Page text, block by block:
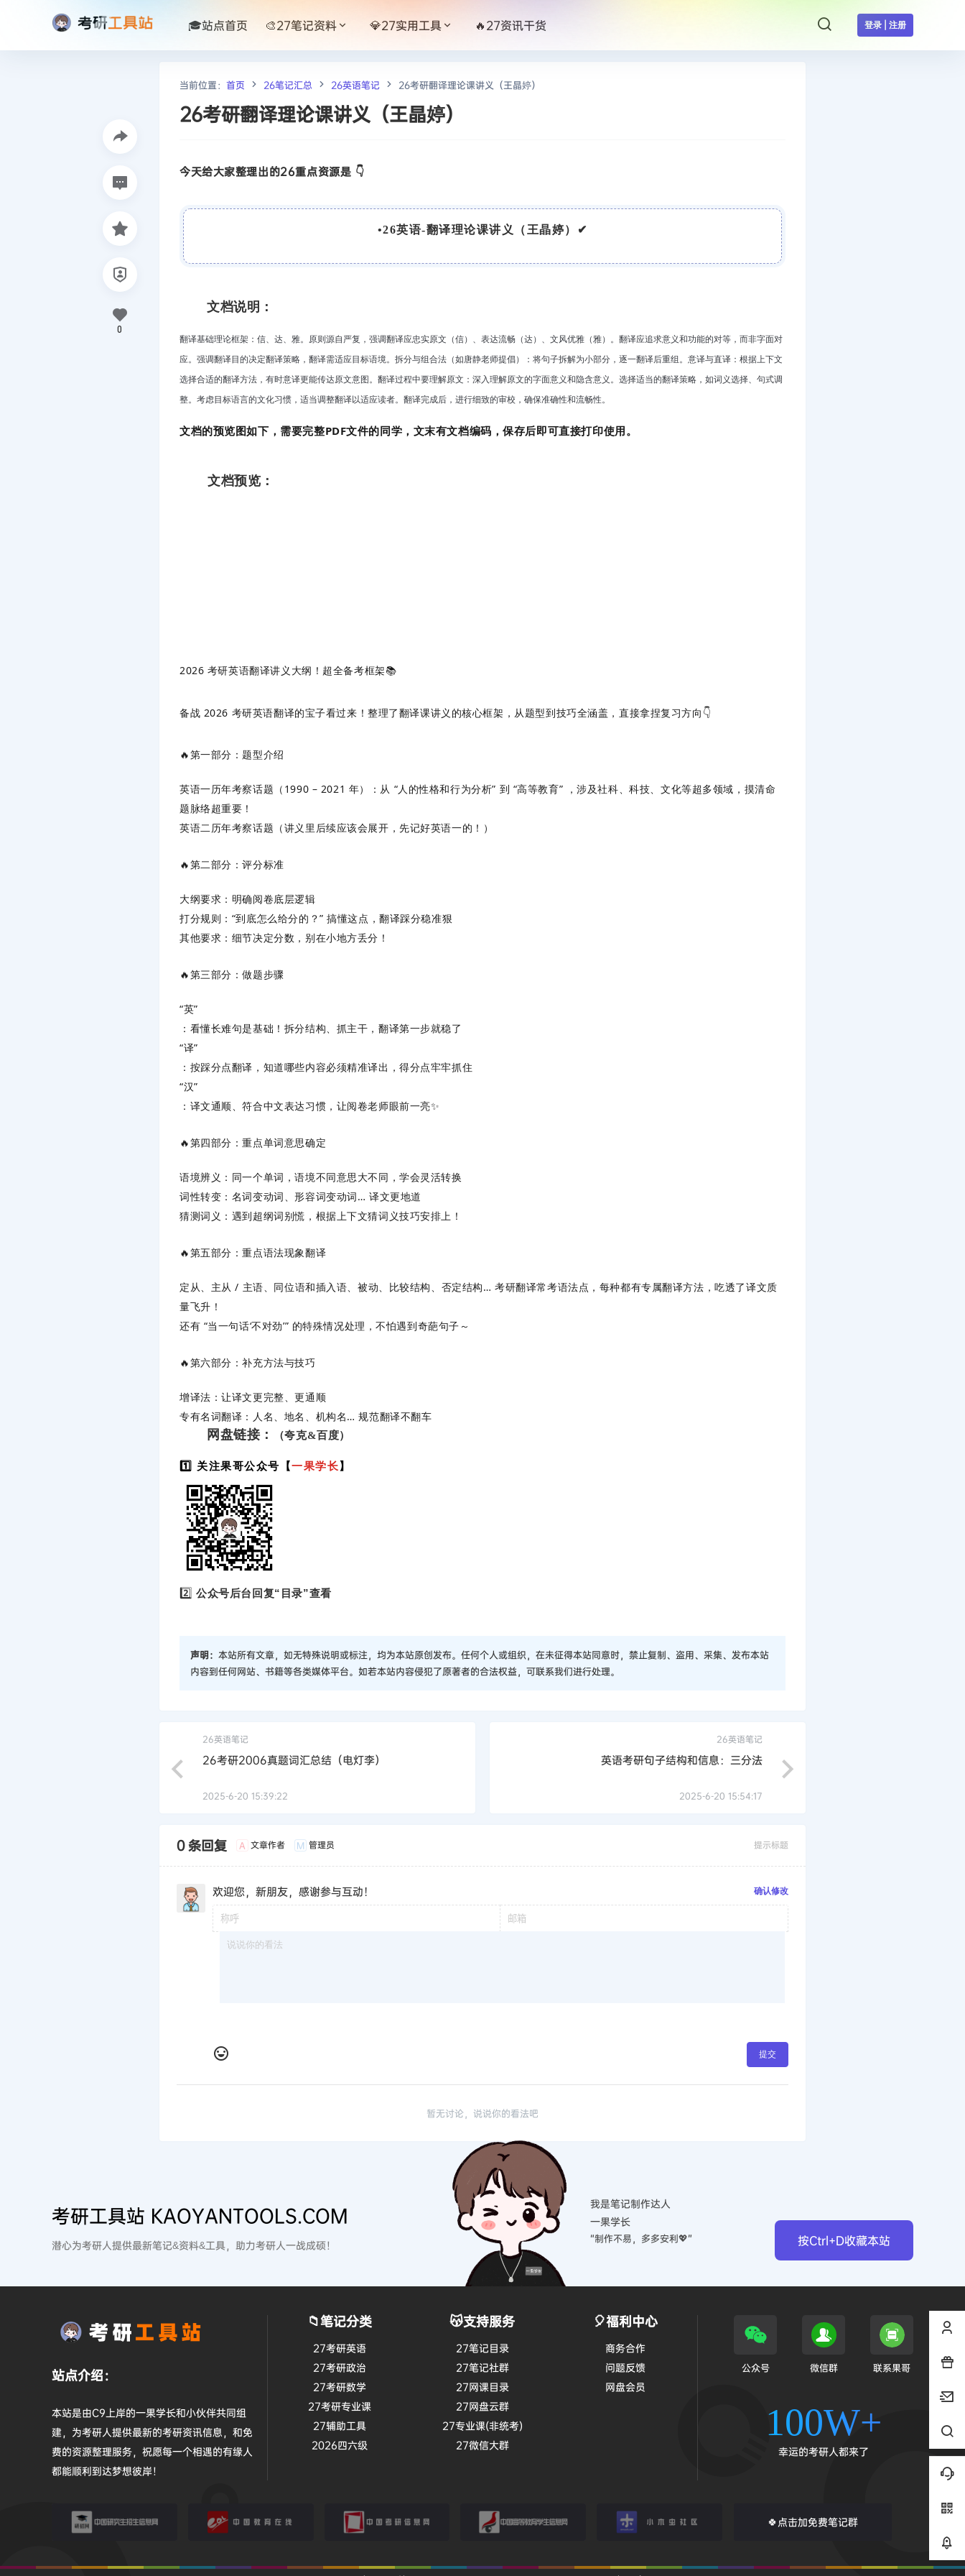
登录 | 注册
🎓站点首页 🎨27笔记资料 💎27实用工具 🔥27资讯干货
当前位置： 首页 26笔记汇总 26英语笔记 26考研翻译理论课讲义（王晶婷）
26考研翻译理论课讲义（王晶婷）
今天给大家整理出的26重点资源是 👇
•26英语-翻译理论课讲义（王晶婷） ✔
文档说明：
翻译基础理论框架 ：信、达、雅。原则源自严复，强调翻译应忠实原文（信）、表达流畅（达）、文风优雅（雅）。翻译应追求意义和功能的对等，而非字面对
应。强调翻译目的决定翻译策略，翻译需适应目标语境。拆分与组合法 （如唐静老师提倡）：将句子拆解为小部分，逐一翻译后重组。意译与直译 ：根据上下文
选择合适的翻译方法，有时意译更能传达原文意图。翻译过程中要理解原文 ：深入理解原文的字面意义和隐含意义。选择适当的翻译策略，如词义选择、句式调
整。考虑目标语言的文化习惯，适当调整翻译以适应读者。翻译完成后，进行细致的审校，确保准确性和流畅性。
文档的预览图如下，需要完整PDF文件的同学，文末有文档编码，保存后即可直接打印使用。
文档预览：
2026 考研英语翻译讲义大纲！超全备考框架📚
备战 2026 考研英语翻译的宝子看过来！整理了翻译课讲义的核心框架，从题型到技巧全涵盖，直接拿捏复习方向👇
🔥第一部分：题型介绍
英语一历年考察话题（1990 – 2021 年）：从 “人的性格和行为分析” 到 “高等教育” ，涉及社科、科技、文化等超多领域，摸清命
题脉络超重要！
英语二历年考察话题（讲义里后续应该会展开，先记好英语一的！）
🔥第二部分：评分标准
大纲要求：明确阅卷底层逻辑
打分规则：“到底怎么给分的？” 搞懂这点，翻译踩分稳准狠
其他要求：细节决定分数，别在小地方丢分！
🔥第三部分：做题步骤
“英”
：看懂长难句是基础！拆分结构、抓主干，翻译第一步就稳了
“译”
：按踩分点翻译，知道哪些内容必须精准译出，得分点牢牢抓住
“汉”
：译文通顺、符合中文表达习惯，让阅卷老师眼前一亮✨
🔥第四部分：重点单词意思确定
语境辨义：同一个单词，语境不同意思大不同，学会灵活转换
词性转变：名词变动词、形容词变动词… 译文更地道
猜测词义：遇到超纲词别慌，根据上下文猜词义技巧安排上！
🔥第五部分：重点语法现象翻译
定从、主从 / 主语、同位语和插入语、被动、比较结构、否定结构… 考研翻译常考语法点，每种都有专属翻译方法，吃透了译文质
量飞升！
还有 “当一句话‘不对劲’” 的特殊情况处理，不怕遇到奇葩句子～
🔥第六部分：补充方法与技巧
增译法：让译文更完整、更通顺
专有名词翻译：人名、地名、机构名… 规范翻译不翻车
网盘链接：
内容到任何网站、书籍等各类媒体平台。如若本站内容侵犯了原著者的合法权益，可联系我们进行处理。
0
0 条回复 提示标题
暂无讨论，说说你的看法吧
考研工具站 KAOYANTOOLS.COM
潜心为考研人提供最新笔记&资料&工具，助力考研人一战成硕！ 按Ctrl+D收藏本站
📁笔记分类
27考研英语
😽支持服务
27笔记目录 商务合作